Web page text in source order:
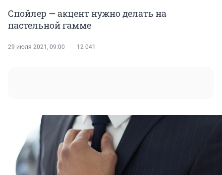
Спойлер — акцент нужно делать на
пастельной гамме
29 июля 2021, 09:00 12 041